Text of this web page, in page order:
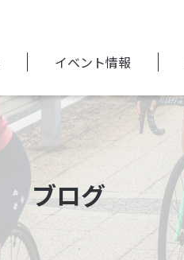
イベント情報
ブログ